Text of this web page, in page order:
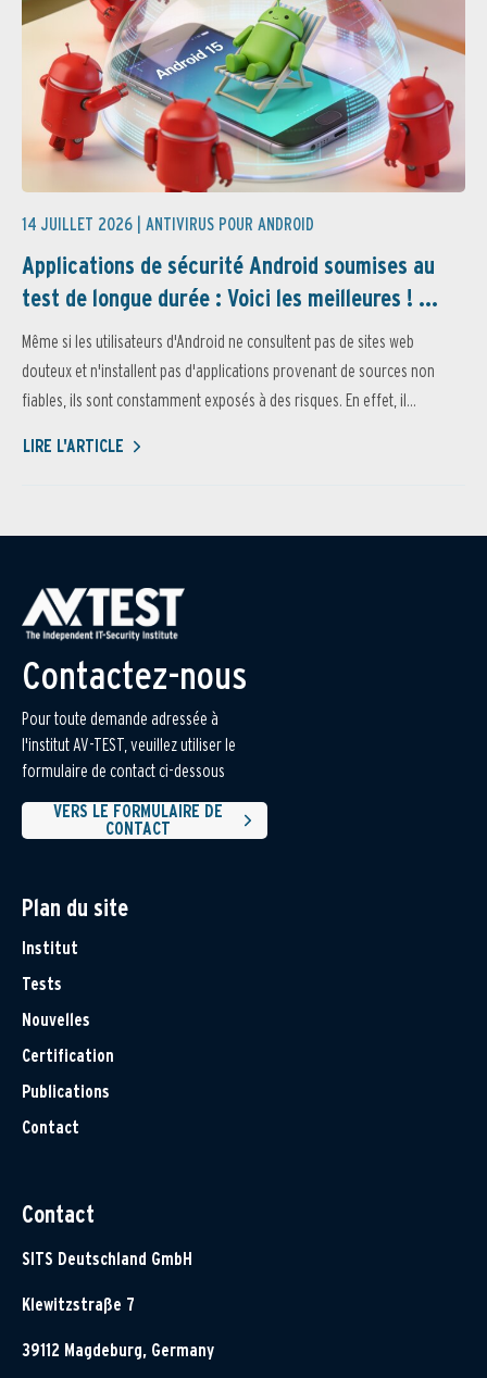
14 JUILLET 2026 | ANTIVIRUS POUR ANDROID
Applications de sécurité Android soumises au
test de longue durée : Voici les meilleures ! ...
Même si les utilisateurs d'Android ne consultent pas de sites web
douteux et n'installent pas d'applications provenant de sources non
fiables, ils sont constamment exposés à des risques. En effet, il...
LIRE L'ARTICLE
Contactez-nous
Pour toute demande adressée à
l'institut AV-TEST, veuillez utiliser le
formulaire de contact ci-dessous
VERS LE FORMULAIRE DE
CONTACT
Plan du site
Institut
Tests
Nouvelles
Certification
Publications
Contact
Contact
SITS Deutschland GmbH
Klewitzstraße 7
39112 Magdeburg, Germany